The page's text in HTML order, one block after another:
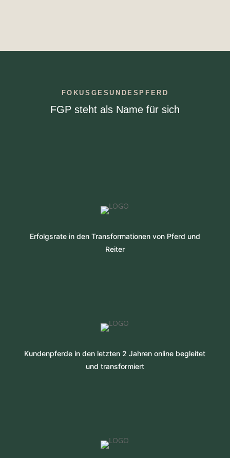
FOKUSGESUNDESPFERD
FGP steht als Name für sich
Erfolgsrate in den Transformationen von Pferd und
Reiter
Kundenpferde in den letzten 2 Jahren online begleitet
und transformiert